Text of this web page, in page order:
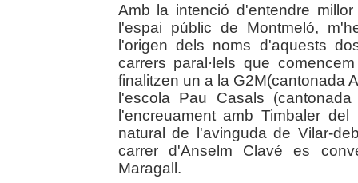
Amb la intenció d'entendre
l'espai públic de Montmeló,
l'origen dels noms d'aquests
carrers paral·lels que
finalitzen un a la G2M(cantonada
l'escola Pau Casals
l'encreuament amb Timbaler
natural de l'avinguda de Vilar-
carrer d'Anselm Clavé es
Maragall.